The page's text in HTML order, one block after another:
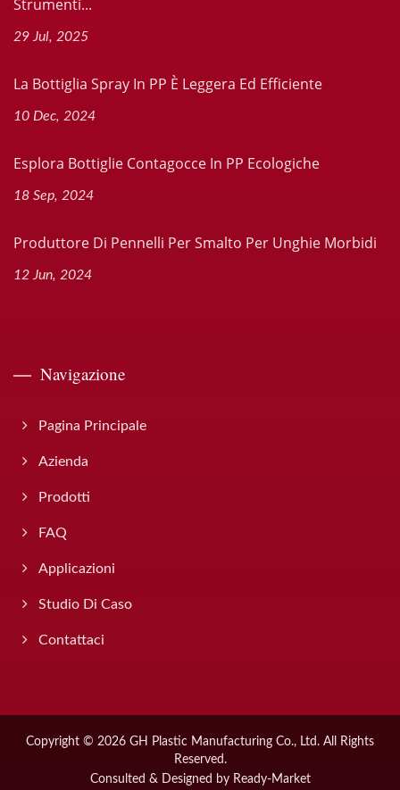
Strumenti...
29 Jul, 2025
La Bottiglia Spray In PP È Leggera Ed Efficiente
10 Dec, 2024
Esplora Bottiglie Contagocce In PP Ecologiche
18 Sep, 2024
Produttore Di Pennelli Per Smalto Per Unghie Morbidi
12 Jun, 2024
Navigazione
Pagina Principale
Azienda
Prodotti
FAQ
Applicazioni
Studio Di Caso
Contattaci
Copyright © 2026 GH Plastic Manufacturing Co., Ltd. All Rights
Reserved.
Consulted & Designed by Ready-Market